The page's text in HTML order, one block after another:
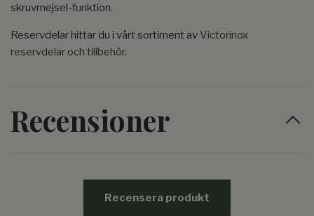
skruvmejsel-funktion.
Reservdelar hittar du i vårt sortiment av Victorinox
reservdelar och tillbehör.
Recensioner
Recensera produkt